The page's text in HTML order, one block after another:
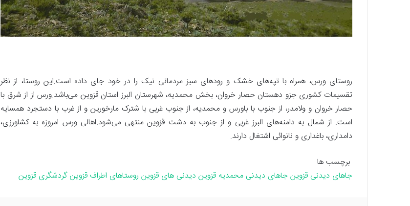
روستای ورس، همراه با تپه‌های خشک و رودهای سبز مردمانی نیک را در خود جای داده است.این روستا، از نظر
تقسیمات کشوری جزو دهستان حصار خروان، بخش محمدیه، شهرستان البرز استان قزوین می‌باشد.ورس از از شرق با
حصار خروان و ولامدر، از جنوب با باورس و محمدیه، از جنوب غربی با شترک مارخورین و از غرب با دستجرد همسایه
است. از شمال به دامنه‌های البرز غربی و از جنوب به دشت قزوین منتهی می‌شود.اهالی ورس امروزه به کشاورزی،
دامداری، باغداری و نانوائی اشتغال دارند.
برچسب ها
جاهای دیدنی قزوین جاهای دیدنی محمدیه قزوین دیدنی های قزوین روستاهای اطراف قزوینگردشگری قزوین